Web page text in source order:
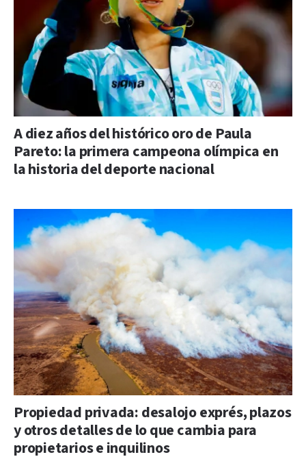
A diez años del histórico oro de Paula
Pareto: la primera campeona olímpica en
la historia del deporte nacional
Propiedad privada: desalojo exprés, plazos
y otros detalles de lo que cambia para
propietarios e inquilinos